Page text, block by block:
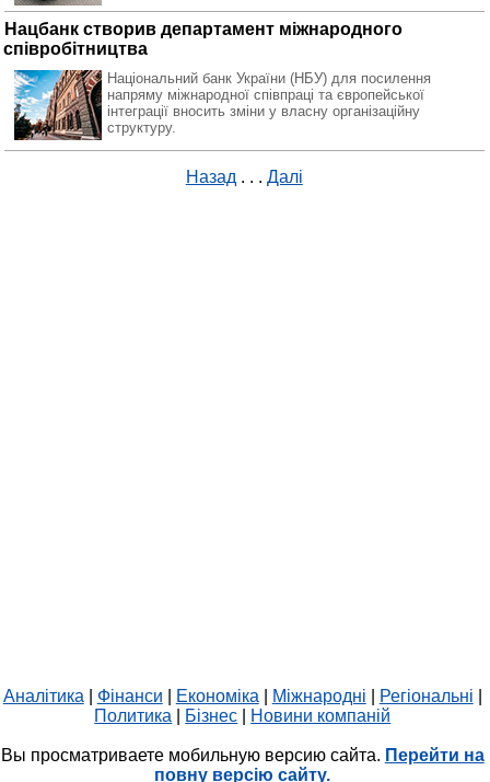
Нацбанк створив департамент міжнародного
співробітництва
Національний банк України (НБУ) для посилення
напряму міжнародної співпраці та європейської
інтеграції вносить зміни у власну організаційну
структуру.
Назад . . . Далі
Аналітика Фінанси Економіка Міжнародні Регіональні
Политика
Бізнес Новини компаній
Вы просматриваете мобильную версию сайта. Перейти на
повну версію сайту.